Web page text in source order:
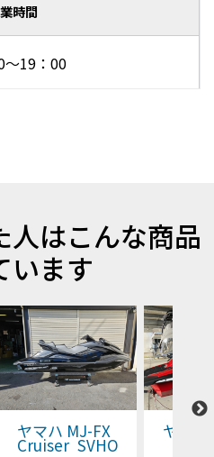
時間
～19：00
人はこんな商品
います
ヤマハ MJ-FX
Cruiser SVHO
ヤマ